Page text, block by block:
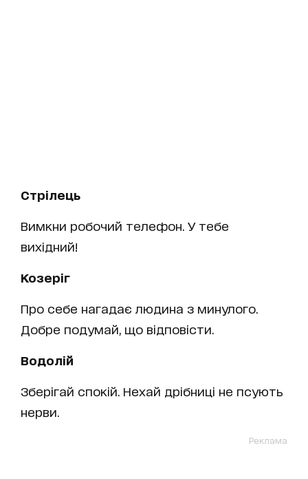
Стрілець
Вимкни робочий телефон. У тебе
вихідний!
Козеріг
Про себе нагадає людина з минулого.
Добре подумай, що відповісти.
Водолій
Зберігай спокій. Нехай дрібниці не псують
нерви.
Реклама